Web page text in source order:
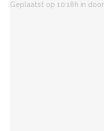
Geplaatst op 10:18h in